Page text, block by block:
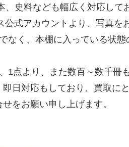
史料なども幅広く対応して
式アカウントより、写真を
く、本棚に入っている状態
1点より、また数百～数千冊
日対応もしており、買取に
をお願い申し上げます。